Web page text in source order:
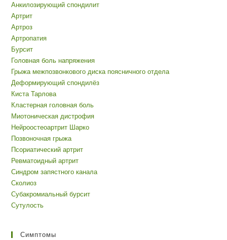
Анкилозирующий спондилит
Артрит
Артроз
Артропатия
Бурсит
Головная боль напряжения
Грыжа межпозвонкового диска поясничного отдела
Деформирующий спондилёз
Киста Тарлова
Кластерная головная боль
Миотоническая дистрофия
Нейроостеоартрит Шарко
Позвоночная грыжа
Псориатический артрит
Ревматоидный артрит
Синдром запястного канала
Сколиоз
Субакромиальный бурсит
Сутулость
Симптомы